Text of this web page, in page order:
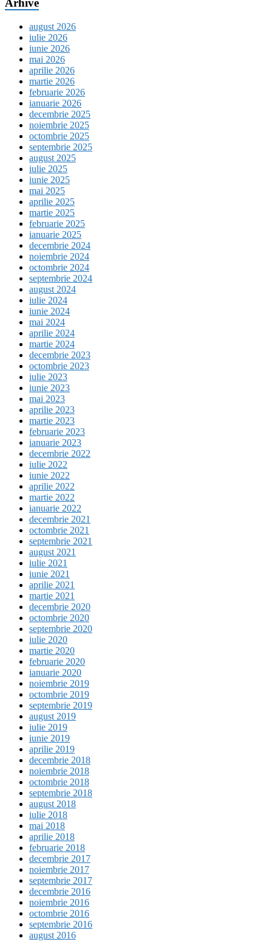
Arhive
august 2026
iulie 2026
iunie 2026
mai 2026
aprilie 2026
martie 2026
februarie 2026
ianuarie 2026
decembrie 2025
noiembrie 2025
octombrie 2025
septembrie 2025
august 2025
iulie 2025
iunie 2025
mai 2025
aprilie 2025
martie 2025
februarie 2025
ianuarie 2025
decembrie 2024
noiembrie 2024
octombrie 2024
septembrie 2024
august 2024
iulie 2024
iunie 2024
mai 2024
aprilie 2024
martie 2024
decembrie 2023
octombrie 2023
iulie 2023
iunie 2023
mai 2023
aprilie 2023
martie 2023
februarie 2023
ianuarie 2023
decembrie 2022
iulie 2022
iunie 2022
aprilie 2022
martie 2022
ianuarie 2022
decembrie 2021
octombrie 2021
septembrie 2021
august 2021
iulie 2021
iunie 2021
aprilie 2021
martie 2021
decembrie 2020
octombrie 2020
septembrie 2020
iulie 2020
martie 2020
februarie 2020
ianuarie 2020
noiembrie 2019
octombrie 2019
septembrie 2019
august 2019
iulie 2019
iunie 2019
aprilie 2019
decembrie 2018
noiembrie 2018
octombrie 2018
septembrie 2018
august 2018
iulie 2018
mai 2018
aprilie 2018
februarie 2018
decembrie 2017
noiembrie 2017
septembrie 2017
decembrie 2016
noiembrie 2016
octombrie 2016
septembrie 2016
august 2016